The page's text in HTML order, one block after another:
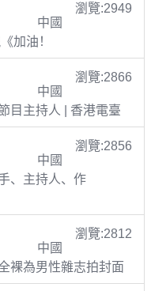
瀏覽:2949
中國
加油！
瀏覽:2866
中國
目主持人 | 香港電臺
瀏覽:2856
中國
、主持人、作
瀏覽:2812
中國
裸為男性雜志拍封面